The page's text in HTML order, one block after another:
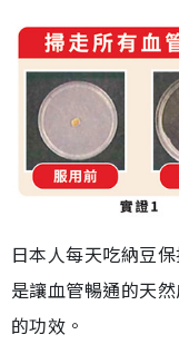
日本人每天吃納豆
是讓血管暢通的天
的功效。